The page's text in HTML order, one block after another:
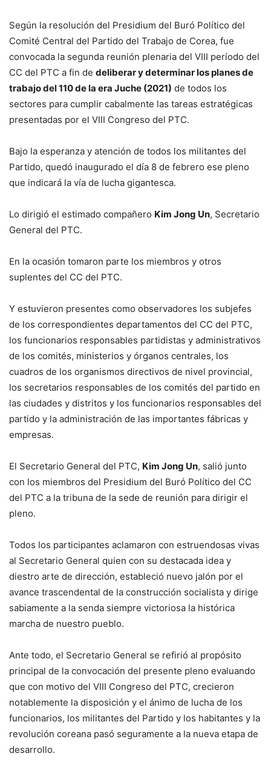
Según la resolución del Presidium del Buró Político del
Comité Central del Partido del Trabajo de Corea, fue
convocada la segunda reunión plenaria del VIII período del
CC del PTC a fin de deliberar y determinar los planes de
trabajo del 110 de la era Juche (2021) de todos los
sectores para cumplir cabalmente las tareas estratégicas
presentadas por el VIII Congreso del PTC.
Bajo la esperanza y atención de todos los militantes del
Partido, quedó inaugurado el día 8 de febrero ese pleno
que indicará la vía de lucha gigantesca.
Lo dirigió el estimado compañero Kim Jong Un, Secretario
General del PTC.
En la ocasión tomaron parte los miembros y otros
suplentes del CC del PTC.
Y estuvieron presentes como observadores los subjefes
de los correspondientes departamentos del CC del PTC,
los funcionarios responsables partidistas y administrativos
de los comités, ministerios y órganos centrales, los
cuadros de los organismos directivos de nivel provincial,
los secretarios responsables de los comités del partido en
las ciudades y distritos y los funcionarios responsables del
partido y la administración de las importantes fábricas y
empresas.
El Secretario General del PTC, Kim Jong Un, salió junto
con los miembros del Presidium del Buró Político del CC
del PTC a la tribuna de la sede de reunión para dirigir el
pleno.
Todos los participantes aclamaron con estruendosas vivas
al Secretario General quien con su destacada idea y
diestro arte de dirección, estableció nuevo jalón por el
avance trascendental de la construcción socialista y dirige
sabiamente a la senda siempre victoriosa la histórica
marcha de nuestro pueblo.
Ante todo, el Secretario General se refirió al propósito
principal de la convocación del presente pleno evaluando
que con motivo del VIII Congreso del PTC, crecieron
notablemente la disposición y el ánimo de lucha de los
funcionarios, los militantes del Partido y los habitantes y la
revolución coreana pasó seguramente a la nueva etapa de
desarrollo.